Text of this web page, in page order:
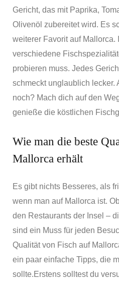
Gericht, das mit Paprika,
Olivenöl zubereitet wird. Es
weiterer Favorit auf Mallorca.
verschiedene
probieren muss. Jedes
schmeckt unglaublich lecker.
noch? Mach dich auf den
genieße die köstlichen
Wie man die beste
Mallorca erhält
Es gibt nichts Besseres, als
wenn man auf Mallorca ist.
den Restaurants der Insel –
sind ein Muss für jeden
Qualität von Fisch auf
ein paar einfache Tipps, die
sollte.Erstens solltest du